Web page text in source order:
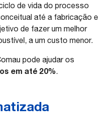
de vida do processo
até a fabricação e
de fazer um melhor
a um custo menor.
pode ajudar os
em até 20%.